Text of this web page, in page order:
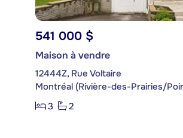
541 000 $
Maison à vendre
12444Z, Rue Voltaire
3
2